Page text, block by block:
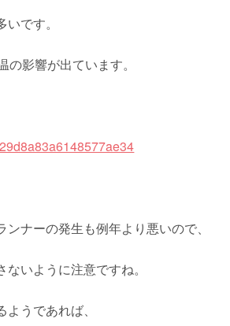
です。
影響が出ています。
ナーの発生も例年より悪いので、
いように注意ですね。
うであれば、